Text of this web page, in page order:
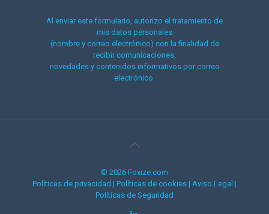
Al enviar este formulario, autorizo el tratamiento de
mis datos personales
(nombre y correo electrónico) con la finalidad de
recibir comunicaciones,
novedades y contenidos informativos por correo
electrónico.
© 2026 Foxize.com
Políticas de privacidad | Políticas de cookies | Aviso Legal |
Políticas de Seguridad